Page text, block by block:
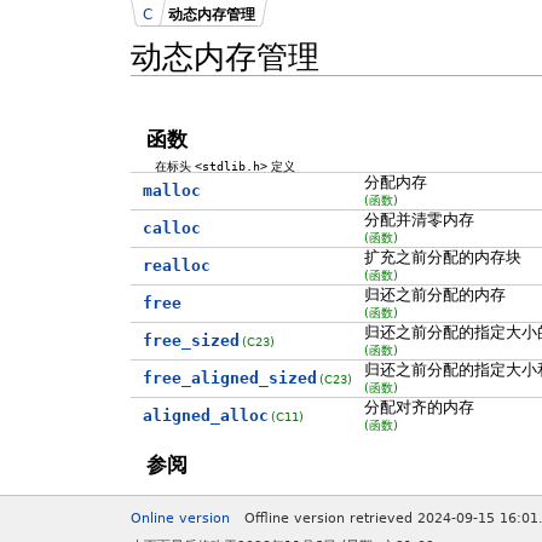
动态内存管理
C 动态内存管理
函数
在标头<stdlib.h> 定义
malloc 分配内存
(函数)
calloc 分配并清零内存
(函数)
realloc 扩充之前分配的内存块
(函数)
free 归还之前分配的内存
(函数)
free_sized (C23) 归还之前分配的指定大小
(函数)
free_aligned_sized (C23) 归还之前分配的指定大
(函数)
aligned_alloc (C11) 分配对齐的内存
(函数)
参阅
Online version
Offline version retrieved 2024-09-15 16:01.